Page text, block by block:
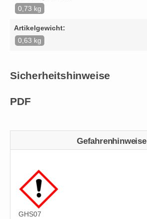
0,73 kg
Artikelgewicht:
0,63 kg
Sicherheitshinweise
PDF
Gefahrenhinweise
GHS07